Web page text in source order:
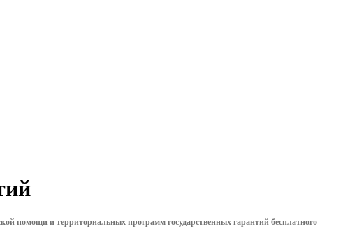
помощи и территориальных программ государственных гарантий бесплатного